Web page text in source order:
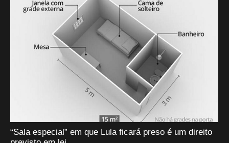
“Sala especial” em que Lula ficará preso é um direito